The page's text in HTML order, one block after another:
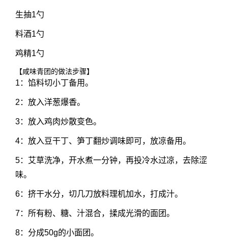
生抽1勺
料酒1勺
鸡精1勺
【咸味青团的做法步骤】
1：馅料切小丁备用。
2：放入洋葱爆香。
3：放入鸡肉炒散变色。
4：放入豆干丁、笋丁翻炒调味即可，放凉备用。
5：艾草洗净，开水煮一分钟，再投冷水过凉，去除涩
味。
6：挤干水分，切几刀放料理机加水，打成汁。
7：所有粉、糖、汁混合，揉成光滑的面团。
8：分成50g的小面团。